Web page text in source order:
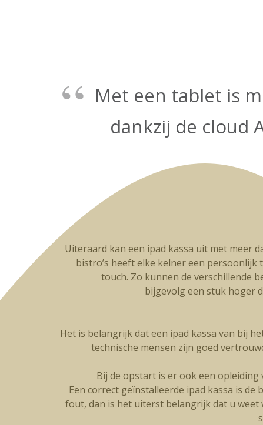
Met een tablet is
dankzij de cloud
Uiteraard kan een ipad kassa uit met meer
bistro’s heeft elke kelner een persoonlijk
touch. Zo kunnen de verschillende
bijgevolg een stuk hoger
Het is belangrijk dat een ipad kassa van bij
technische mensen zijn goed
Bij de opstart is er ook een
Een correct geïnstalleerde ipad kassa is
fout, dan is het uiterst belangrijk dat u